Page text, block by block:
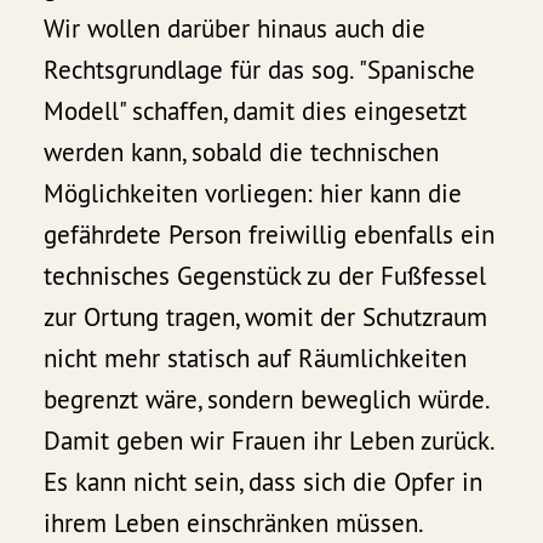
Wir wollen darüber hinaus auch die
Rechtsgrundlage für das sog. "Spanische
Modell" schaffen, damit dies eingesetzt
werden kann, sobald die technischen
Möglichkeiten vorliegen: hier kann die
gefährdete Person freiwillig ebenfalls ein
technisches Gegenstück zu der Fußfessel
zur Ortung tragen, womit der Schutzraum
nicht mehr statisch auf Räumlichkeiten
begrenzt wäre, sondern beweglich würde.
Damit geben wir Frauen ihr Leben zurück.
Es kann nicht sein, dass sich die Opfer in
ihrem Leben einschränken müssen.